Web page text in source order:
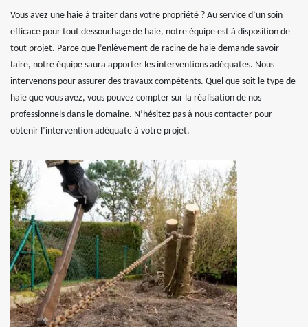
Vous avez une haie à traiter dans votre propriété ? Au service d’un soin
efficace pour tout dessouchage de haie, notre équipe est à disposition de
tout projet. Parce que l’enlèvement de racine de haie demande savoir-
faire, notre équipe saura apporter les interventions adéquates. Nous
intervenons pour assurer des travaux compétents. Quel que soit le type de
haie que vous avez, vous pouvez compter sur la réalisation de nos
professionnels dans le domaine. N’hésitez pas à nous contacter pour
obtenir l’intervention adéquate à votre projet.